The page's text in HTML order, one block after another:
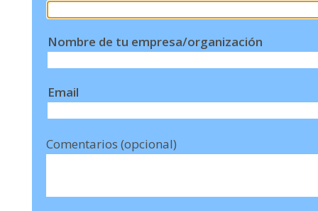
Nombre de tu empresa/organización
Email
Comentarios (opcional)